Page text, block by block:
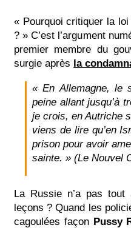
« Pourquoi critiquer la
? » C’est l’argument
premier membre du
surgie après la
« En Allemagne, le
peine allant jusqu’à
je crois, en Autriche
viens de lire qu’en
prison pour avoir
sainte. » (Le Nouvel
La Russie n’a pas
leçons ? Quand les
cagoulées façon Pussy